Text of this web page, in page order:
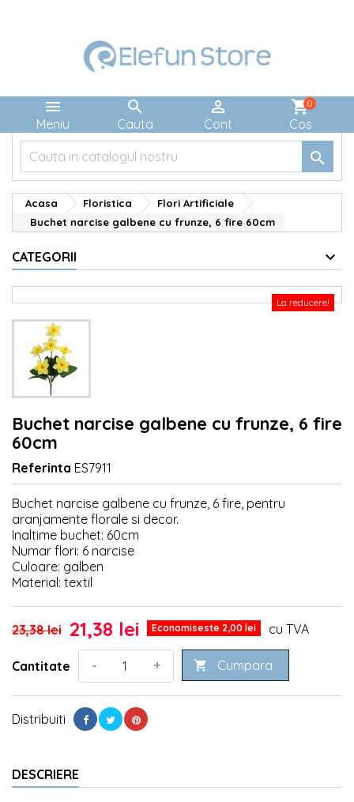

Meniu

Cauta

Cont
shopping_cart
Cos
0

Acasa Floristica
Flori Artificiale
Buchet narcise galbene cu frunze, 6 fire 60cm
CATEGORII
La reducere!
Buchet narcise galbene cu frunze, 6 fire
60cm
Referinta ES7911
Buchet narcise galbene cu frunze, 6 fire, pentru
aranjamente florale si decor.
Inaltime buchet: 60cm
Numar flori: 6 narcise
Culoare: galben
Material: textil
23,38 lei 21,38 lei Economiseste 2,00 lei cu TVA
Cantitate - +  Cumpara
Distribuiti
DESCRIERE